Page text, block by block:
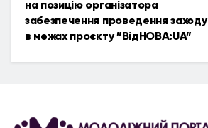
на позицію організатора
забезпечення проведення заходу
в межах проєкту ”ВідНОВА:UA”